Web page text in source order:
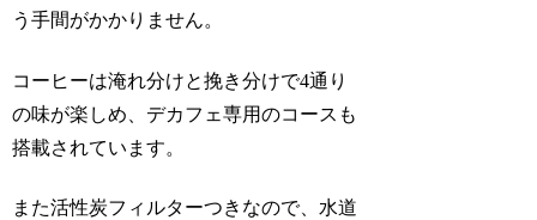
う手間がかかりません。
コーヒーは淹れ分けと挽き分けで4通り
の味が楽しめ、デカフェ専用のコースも
搭載されています。
また活性炭フィルターつきなので、水道